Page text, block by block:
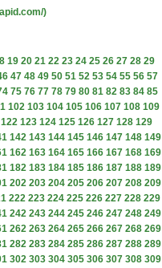
)
19 20 21 22 23 24 25 26 27 28 29
47 48 49 50 51 52 53 54 55 56 57
75 76 77 78 79 80 81 82 83 84 85
102 103 104 105 106 107 108 109
122 123 124 125 126 127 128 129
142 143 144 145 146 147 148 149
162 163 164 165 166 167 168 169
182 183 184 185 186 187 188 189
202 203 204 205 206 207 208 209
222 223 224 225 226 227 228 229
242 243 244 245 246 247 248 249
262 263 264 265 266 267 268 269
282 283 284 285 286 287 288 289
302 303 304 305 306 307 308 309